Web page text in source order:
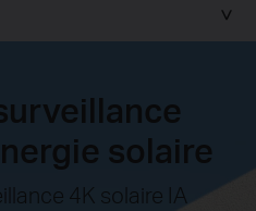
solaire
4K solaire IA